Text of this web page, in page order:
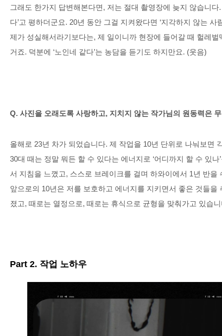
그래도 한가지 답변해본다면, 저는 절대 촬영장에 늦지 않습니다
다’고 평하더군요. 20년 동안 그걸 지켜왔다면 ‘지각하지 않는 사
제가 성실해서라기보다는, 제 일이니까 현장에 들어갈 때 헐레
거죠. 덕분에 ‘노인네 같다’는 농담을 듣기도 하지만요. (웃음)
Q. 사진을 오래도록 사랑하고, 지치지 않는 작가님의 원동력은
올해로 23년 차가 되었습니다. 제 작업을 10년 단위로 나눠보면
30대 때는 정말 뭐든 할 수 있다는 에너지로 ‘어디까지 할 수 있나’
서 지침을 느꼈고, 스스로 브레이크를 걸며 하와이에서 1년 반을
앞으로의 10년은 저를 보호하고 에너지를 지키면서 좋은 것들을
졌고, 때로는 열정으로, 때로는 휴식으로 균형을 맞춰가고 있습
Part 2. 작업 노하우